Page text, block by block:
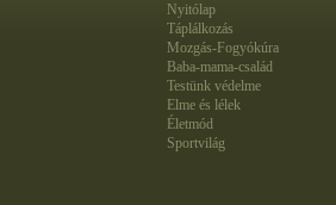
Nyitólap
Táplálkozás
Mozgás-Fogyókúra
Baba-mama-család
Testünk védelme
Elme és lélek
Életmód
Sportvilág